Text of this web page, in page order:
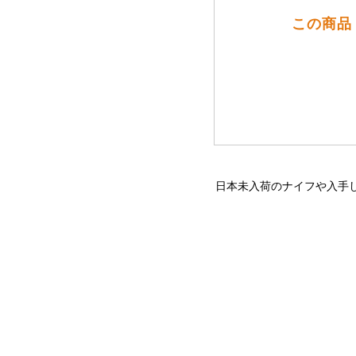
この商
日本未入荷のナイフや入手